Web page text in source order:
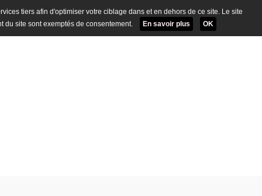
tiers afin d'optimiser votre ciblage dans et en dehors de ce site. Le site
du site sont exemptés de consentement.
En savoir plus OK